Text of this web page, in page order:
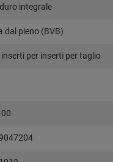
integrale
dal pieno (BVB)
per inserti per taglio